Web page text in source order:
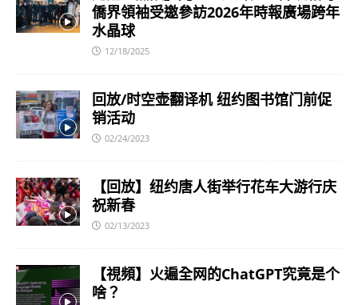
僑界領袖受邀參訪2026年時報廣場跨年
水晶球
12/18/2025
回放/时空壶翻译机 纽约图书馆门前促
销活动
02/24/2023
【回放】纽约唐人街举行花车大游行庆
祝新春
02/13/2023
【視頻】火遍全网的ChatGPT究竟是个
啥？